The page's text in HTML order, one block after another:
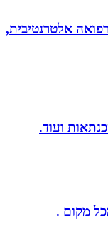
רפואה אלטרנטיבית,
ועוד.